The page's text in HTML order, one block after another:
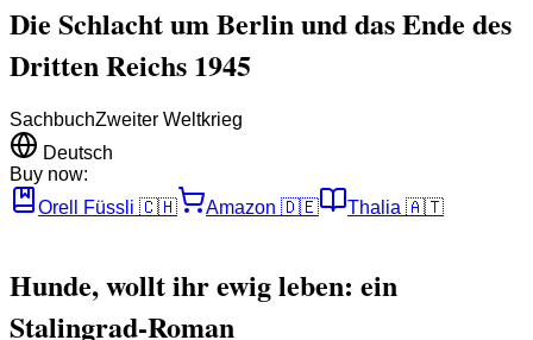
Die Schlacht um Berlin und das Ende des
Dritten Reichs 1945
SachbuchZweiter Weltkrieg
Deutsch
Buy now:
Orell Füssli 🇨🇭 Amazon 🇩🇪 Thalia 🇦🇹
Hunde, wollt ihr ewig leben: ein
Stalingrad-Roman